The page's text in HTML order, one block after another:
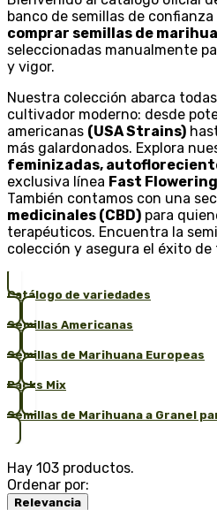
banco de semillas de
comprar semillas de
seleccionadas manualmente
y vigor.
Nuestra colección abarca
cultivador moderno: desde
americanas (USA Strains)
más galardonados. Explora
feminizadas,
exclusiva línea Fast Flowering
También contamos con una
medicinales (CBD) para
terapéuticos. Encuentra la
colección y asegura el éxito
Catálogo de variedades
Semillas Americanas
Semillas de Marihuana Europeas
Packs Mix
Hay 103 productos.
Ordenar por:
Relevancia